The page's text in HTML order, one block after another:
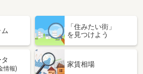
町１丁目
6.20万円
岡山県岡山市北区大和町１丁目
積 26.38m²
「住みたい街」
を見つけよう
情報)
家賃相場